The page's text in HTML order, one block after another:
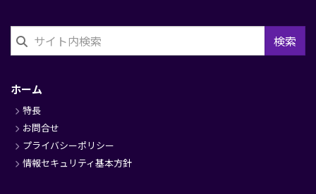
検索
ッ
タ
ー
ホーム
特長
お問合せ
プライバシーポリシー
情報セキュリティ基本方針